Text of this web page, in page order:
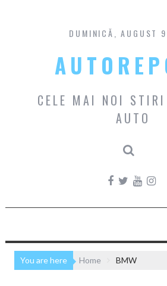
content
DUMINICĂ, AUGUST
CELE MAI NOI
AUTO
You are here Home BMW